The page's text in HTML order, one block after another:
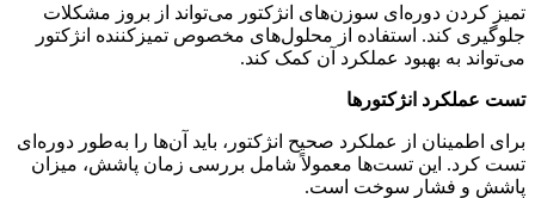
تمیز کردن دوره‌ای سوزن‌های انژکتور می‌تواند از بروز مشکلات
جلوگیری کند. استفاده از محلول‌های مخصوص تمیزکننده انژکتور
می‌تواند به بهبود عملکرد آن کمک کند.
تست عملکرد انژکتورها
برای اطمینان از عملکرد صحیح انژکتور، باید آن‌ها را به‌طور دوره‌ای
تست کرد. این تست‌ها معمولاً شامل بررسی زمان پاشش، میزان
پاشش و فشار سوخت است.